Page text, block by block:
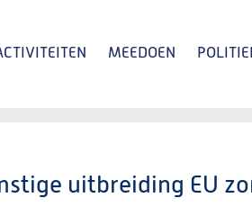
MEEDOEN
uitbreiding EU